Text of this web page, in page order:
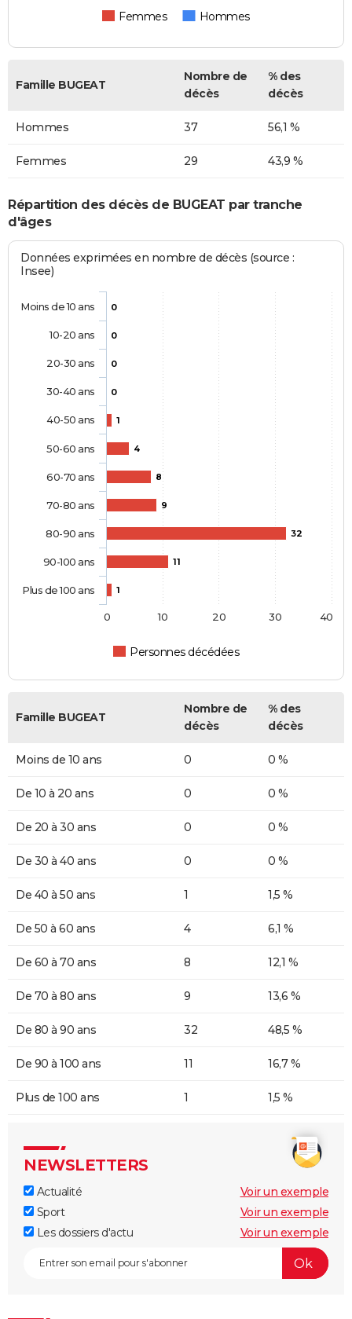
Femmes Hommes
Famille BUGEAT
Nombre de
décès
% des
décès
Hommes 37 56,1 %
Femmes 29 43,9 %
Répartition des décès de BUGEAT par tranche
d'âges
Données exprimées en nombre de décès (source :
Insee)
0
0
0
0
1
4
8
9
32
11
1
Personnes décédées
Moins de 10 ans
10-20 ans
20-30 ans
30-40 ans
40-50 ans
50-60 ans
60-70 ans
70-80 ans
80-90 ans
90-100 ans
Plus de 100 ans
0 10 20 30 40
Famille BUGEAT
Nombre de
décès
% des
décès
Moins de 10 ans 0 0 %
De 10 à 20 ans 0 0 %
De 20 à 30 ans 0 0 %
De 30 à 40 ans 0 0 %
De 40 à 50 ans 1 1,5 %
De 50 à 60 ans 4 6,1 %
De 60 à 70 ans 8 12,1 %
De 70 à 80 ans 9 13,6 %
De 80 à 90 ans 32 48,5 %
De 90 à 100 ans 11 16,7 %
Plus de 100 ans 1 1,5 %
NEWSLETTERS
Actualité
Voir un exemple
Sport
Voir un exemple
Les dossiers d'actu
Voir un exemple